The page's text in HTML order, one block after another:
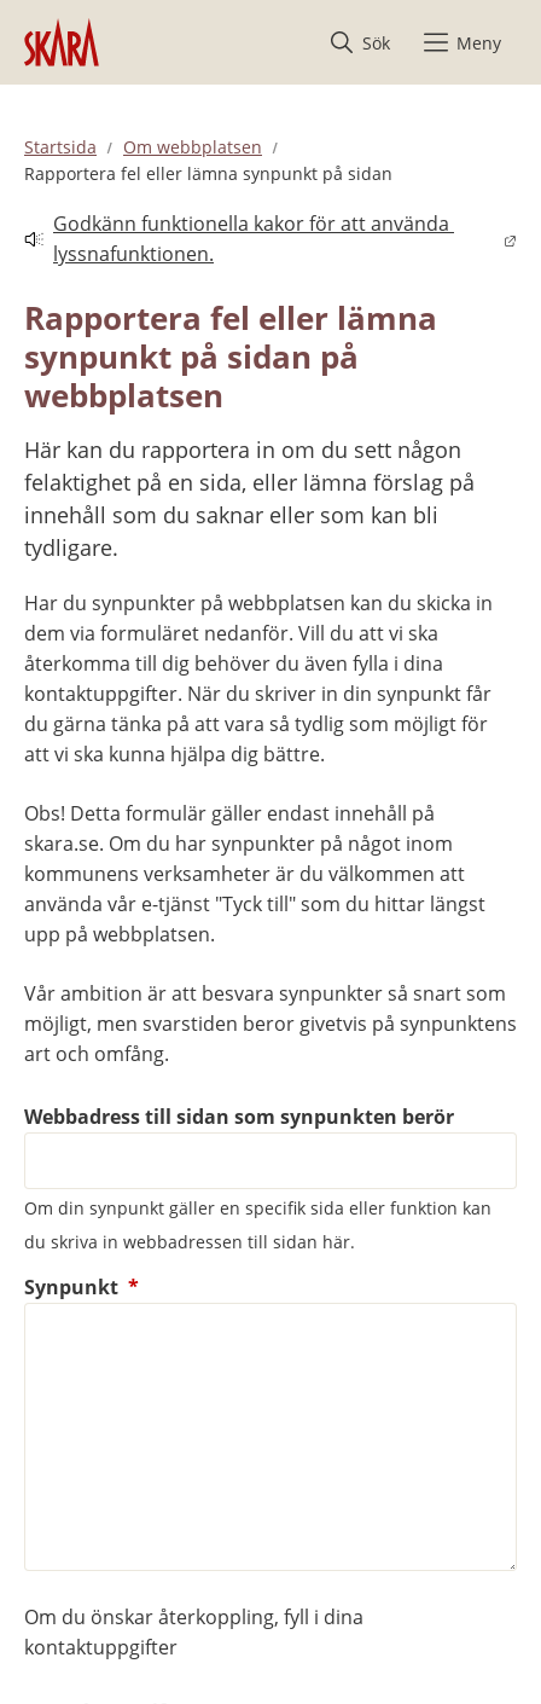
Hoppa till innehåll
Sök
Meny
Startsida
Om webbplatsen
Rapportera fel eller lämna synpunkt på sidan
Godkänn funktionella kakor för att använda
lyssnafunktionen.
Länk till annan webbplats.
Rapportera fel eller lämna
synpunkt på sidan på
webbplatsen
Här kan du rapportera in om du sett någon
felaktighet på en sida, eller lämna förslag på
innehåll som du saknar eller som kan bli
tydligare.
Har du synpunkter på webbplatsen kan du skicka in
dem via formuläret nedanför. Vill du att vi ska
återkomma till dig behöver du även fylla i dina
kontaktuppgifter. När du skriver in din synpunkt får
du gärna tänka på att vara så tydlig som möjligt för
att vi ska kunna hjälpa dig bättre.
Obs! Detta formulär gäller endast innehåll på
skara.se. Om du har synpunkter på något inom
kommunens verksamheter är du välkommen att
använda vår e-tjänst "Tyck till" som du hittar längst
upp på webbplatsen.
Vår ambition är att besvara synpunkter så snart som
möjligt, men svarstiden beror givetvis på synpunktens
art och omfång.
Webbadress till sidan som synpunkten berör
Om din synpunkt gäller en specifik sida eller funktion kan
du skriva in webbadressen till sidan här.
Synpunkt *(obligatorisk)
Om du önskar återkoppling, fyll i dina
kontaktuppgifter